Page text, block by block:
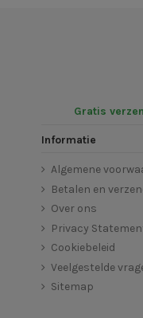
Gratis
Informatie
Algemene
Betalen en
Over ons
Privacy
Cookiebeleid
Veelgestelde
Sitemap